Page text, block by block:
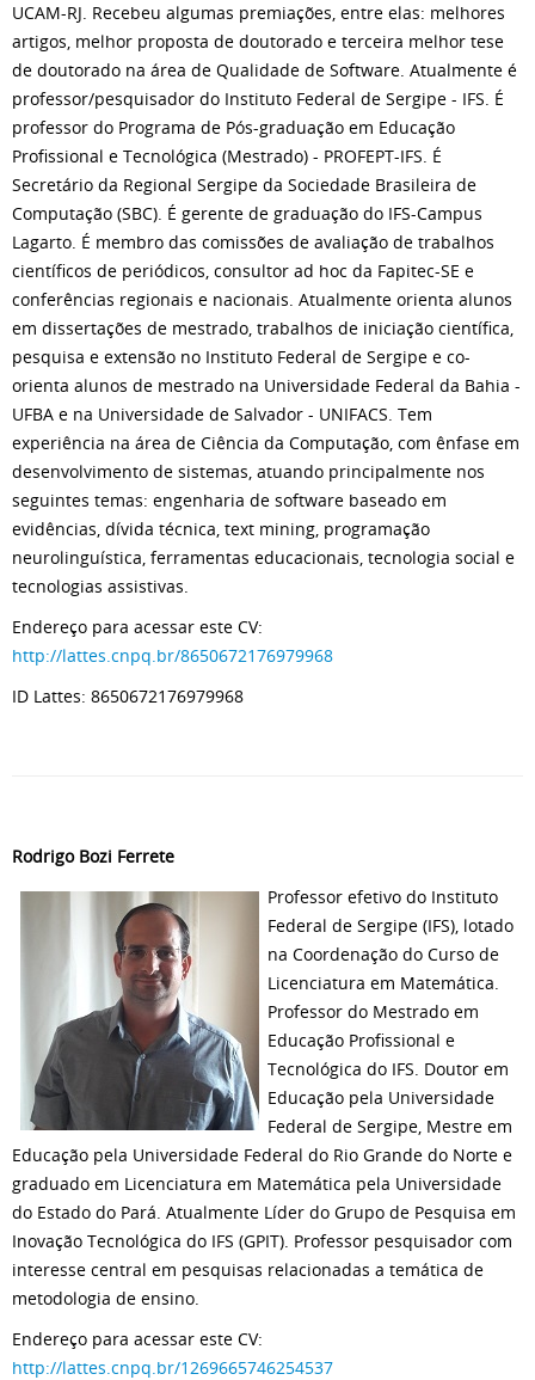
UCAM-RJ. Recebeu algumas premiações, entre elas: melhores
artigos, melhor proposta de doutorado e terceira melhor tese
de doutorado na área de Qualidade de Software. Atualmente é
professor/pesquisador do Instituto Federal de Sergipe - IFS. É
professor do Programa de Pós-graduação em Educação
Profissional e Tecnológica (Mestrado) - PROFEPT-IFS. É
Secretário da Regional Sergipe da Sociedade Brasileira de
Computação (SBC). É gerente de graduação do IFS-Campus
Lagarto. É membro das comissões de avaliação de trabalhos
científicos de periódicos, consultor ad hoc da Fapitec-SE e
conferências regionais e nacionais. Atualmente orienta alunos
em dissertações de mestrado, trabalhos de iniciação científica,
pesquisa e extensão no Instituto Federal de Sergipe e co-
orienta alunos de mestrado na Universidade Federal da Bahia -
UFBA e na Universidade de Salvador - UNIFACS. Tem
experiência na área de Ciência da Computação, com ênfase em
desenvolvimento de sistemas, atuando principalmente nos
seguintes temas: engenharia de software baseado em
evidências, dívida técnica, text mining, programação
neurolinguística, ferramentas educacionais, tecnologia social e
tecnologias assistivas.
Endereço para acessar este CV:
http://lattes.cnpq.br/8650672176979968
ID Lattes: 8650672176979968
Rodrigo Bozi Ferrete
Professor efetivo do Instituto
Federal de Sergipe (IFS), lotado
na Coordenação do Curso de
Licenciatura em Matemática.
Professor do Mestrado em
Educação Profissional e
Tecnológica do IFS. Doutor em
Educação pela Universidade
Federal de Sergipe, Mestre em
Educação pela Universidade Federal do Rio Grande do Norte e
graduado em Licenciatura em Matemática pela Universidade
do Estado do Pará. Atualmente Líder do Grupo de Pesquisa em
Inovação Tecnológica do IFS (GPIT). Professor pesquisador com
interesse central em pesquisas relacionadas a temática de
metodologia de ensino.
Endereço para acessar este CV:
http://lattes.cnpq.br/1269665746254537